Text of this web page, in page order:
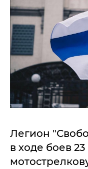
Легион
в ходе боев